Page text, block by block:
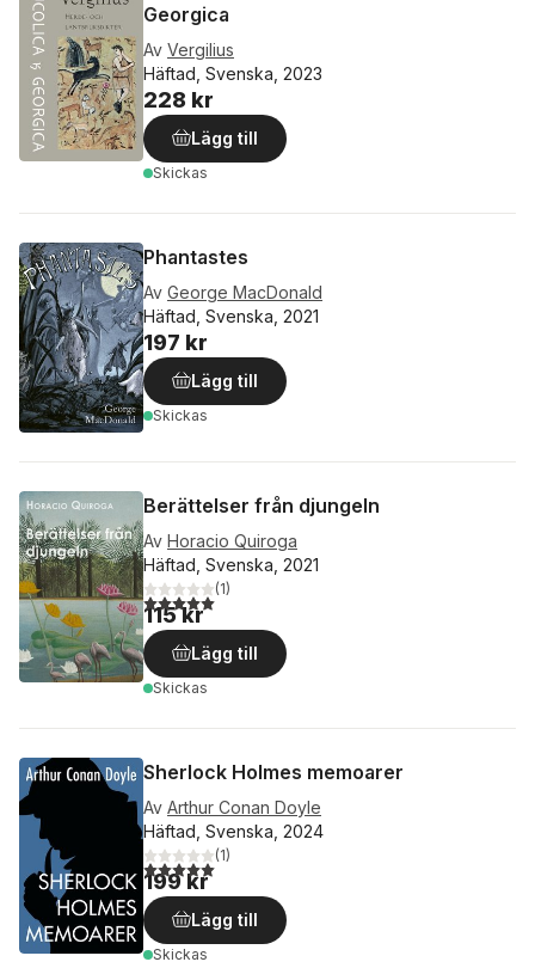
Georgica
Av Vergilius
Häftad, Svenska, 2023
228 kr
Lägg till
Skickas
Phantastes
Av George MacDonald
Häftad, Svenska, 2021
197 kr
Lägg till
Skickas
Berättelser från djungeln
Av Horacio Quiroga
Häftad, Svenska, 2021
5,0utav 5 stjärnor. Totalt antal röster:
(1)
115 kr
Lägg till
Skickas
Sherlock Holmes memoarer
Av Arthur Conan Doyle
Häftad, Svenska, 2024
5,0utav 5 stjärnor. Totalt antal röster:
(1)
199 kr
Lägg till
Skickas